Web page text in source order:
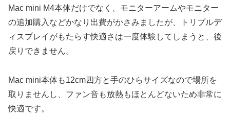
Mac mini M4本体だけでなく、モニターアームやモニター
の追加購入などかなり出費がかさみましたが、トリプルデ
ィスプレイがもたらす快適さは一度体験してしまうと、後
戻りできません。
Mac mini本体も12cm四方と手のひらサイズなので場所を
取りませんし、ファン音も放熱もほとんどないため非常に
快適です。